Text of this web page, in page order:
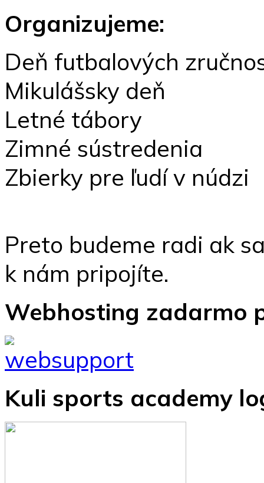
Organizujeme:
Deň futbalových
Mikulášsky deň
Letné tábory
Zimné sústredenia
Zbierky pre ľudí v núdzi
Preto budeme radi ak
k nám pripojíte.
Webhosting zadarmo
Kuli sports academy